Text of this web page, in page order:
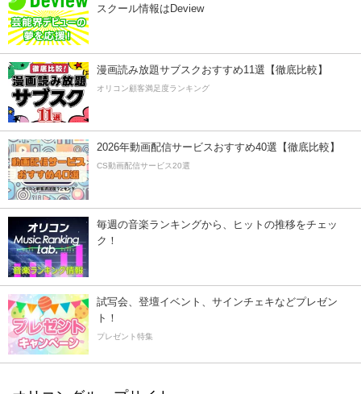
スクール情報はDeview
漫画読み放題サブスクおすすめ11選【徹底比較】
オリコン顧客満足度ランキング
2026年動画配信サービスおすすめ40選【徹底比較】
CS動画配信サービス20選
毎週の音楽ランキングから、ヒットの推移をチェッ
ク！
試写会、登壇イベント、サインチェキなどプレゼン
ト！
プレゼント特集